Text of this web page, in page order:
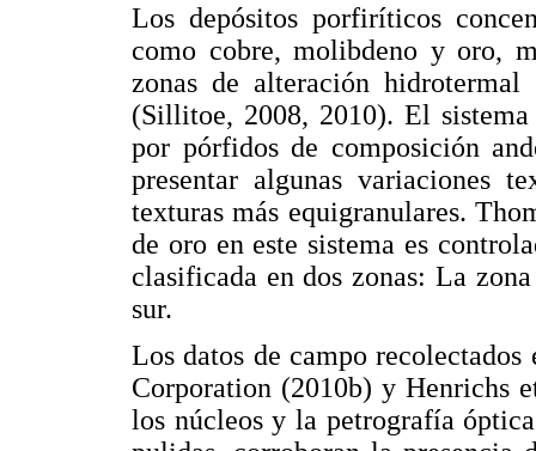
Los depósitos porfiríticos
como cobre, molibdeno y oro,
zonas de alteración
(Sillitoe, 2008, 2010). El
por pórfidos de composición
presentar algunas variaciones
texturas más equigranulares.
de oro en este sistema es
clasificada en dos zonas: La
sur.
Los datos de campo
Corporation (2010b) y Henrichs
los núcleos y la petrografía